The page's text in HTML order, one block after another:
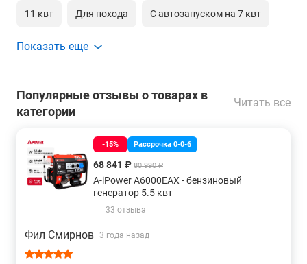
11 квт Для похода С автозапуском на 7 квт
С электростартером 100 квт
Показать еще
Популярные отзывы о товарах в
категории
Читать все
-15% Рассрочка 0-0-6
68 841 ₽ 80 990 ₽
A-iPower A6000EAX - бензиновый
генератор 5.5 квт
33 отзыва
Фил Смирнов 3 года назад